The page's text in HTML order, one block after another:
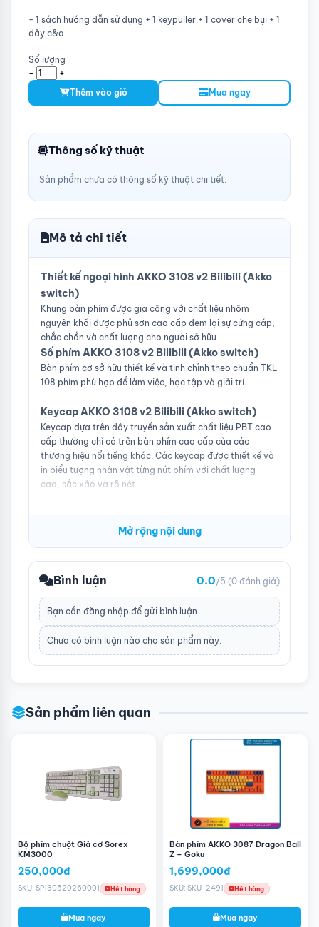
- 1 sách hướng dẫn sử dụng + 1 keypuller + 1 cover che bụi + 1
dây c&a
Số lượng
- +
Thêm vào giỏ Mua ngay
Thông số kỹ thuật
Sản phẩm chưa có thông số kỹ thuật chi tiết.
Mô tả chi tiết
Thiết kế ngoại hình AKKO 3108 v2 Bilibili (Akko
switch)
Khung bàn phím được gia công với chất liệu nhôm
nguyên khối được phủ sơn cao cấp đem lại sự cứng cáp,
chắc chắn và chất lượng cho người sở hữu.
Số phím AKKO 3108 v2 Bilibili (Akko switch)
Bàn phím cơ sở hữu thiết kế và tinh chỉnh theo chuẩn TKL
108 phím phù hợp để làm việc, học tập và giải trí.
Keycap AKKO 3108 v2 Bilibili (Akko switch)
Keycap dựa trên dây truyền sản xuất chất liệu PBT cao
cấp thường chỉ có trên bàn phím cao cấp của các
thương hiệu nổi tiếng khác. Các keycap được thiết kế và
in biểu tượng nhân vật từng nút phím với chất lượng
cao, sắc xảo và rõ nét.
Mở rộng nội dung
Bình luận 0.0/5 (0 đánh giá)
Bạn cần đăng nhập để gửi bình luận.
Chưa có bình luận nào cho sản phẩm này.
Sản phẩm liên quan
Bộ phím chuột Giả cơ Sorex
KM3000
250,000đ
SKU: SP130520260001 Hết hàng
Mua ngay
Bàn phím AKKO 3087 Dragon Ball
Z – Goku
1,699,000đ
SKU: SKU-2491 Hết hàng
Mua ngay